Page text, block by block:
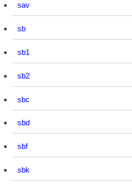
sav
sb
sb1
sb2
sbc
sbd
sbf
sbk